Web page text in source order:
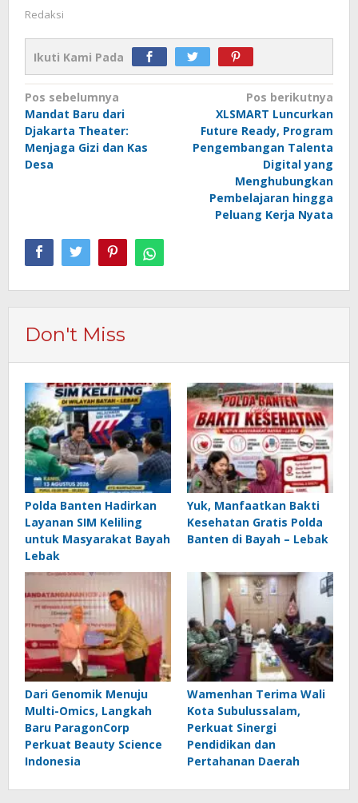
Redaksi
Ikuti Kami Pada
Navigasi
pos
Pos sebelumnya
Mandat Baru dari
Djakarta Theater:
Menjaga Gizi dan Kas
Desa
Pos berikutnya
XLSMART Luncurkan
Future Ready, Program
Pengembangan Talenta
Digital yang
Menghubungkan
Pembelajaran hingga
Peluang Kerja Nyata
Don't Miss
Polda Banten Hadirkan
Layanan SIM Keliling
untuk Masyarakat Bayah
Lebak
Yuk, Manfaatkan Bakti
Kesehatan Gratis Polda
Banten di Bayah – Lebak
Dari Genomik Menuju
Multi-Omics, Langkah
Baru ParagonCorp
Perkuat Beauty Science
Indonesia
Wamenhan Terima Wali
Kota Subulussalam,
Perkuat Sinergi
Pendidikan dan
Pertahanan Daerah